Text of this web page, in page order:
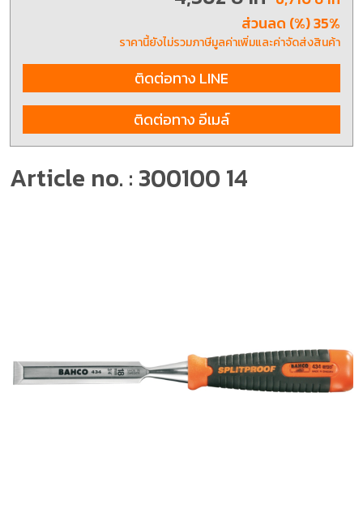
Article no. : 300100 14
ส่วนลด (%) 35%
ราคานี้ยังไม่รวมภาษีมูลค่าเพิ่มและค่าจัดส่งสินค้า
ติดต่อทาง LINE
ติดต่อทาง อีเมล์